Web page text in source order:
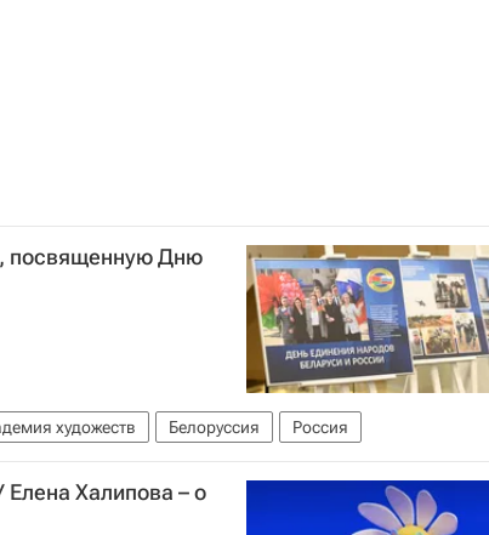
посвященную Дню
художеств Белоруссия Россия
Халипова – о